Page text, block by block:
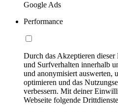
Google Ads
Performance
Durch das Akzeptieren
und Surfverhalten innerhalb
und anonymisiert auswerten,
optimieren und das
verbessern. Mit deiner
Webseite folgende